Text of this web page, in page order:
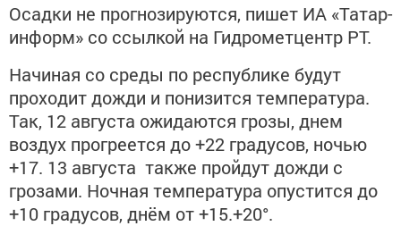
Осадки не прогнозируются, пишет ИА «Татар-
информ» со ссылкой на Гидрометцентр РТ.
Начиная со среды по республике будут
проходит дожди и понизится температура.
Так, 12 августа ожидаются грозы, днем
воздух прогреется до +22 градусов, ночью
+17. 13 августа также пройдут дожди с
грозами. Ночная температура опустится до
+10 градусов, днём от +15.+20°.